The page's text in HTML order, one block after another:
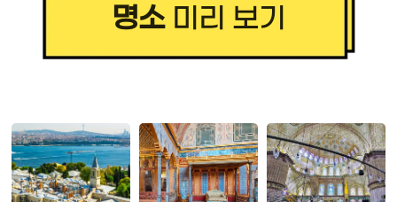
명소미리 보기